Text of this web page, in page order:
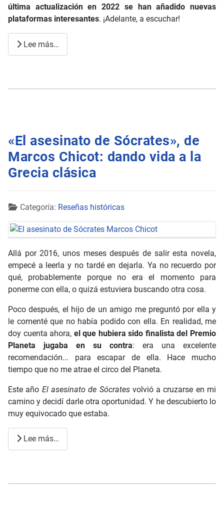
última actualización en 2022 se han añadido nuevas
plataformas interesantes. ¡Adelante, a escuchar!
Lee más…
«El asesinato de Sócrates», de
Marcos Chicot: dando vida a la
Grecia clásica
Detalles
Categoría: Reseñas históricas
Allá por 2016, unos meses después de salir esta novela,
empecé a leerla y no tardé en dejarla. Ya no recuerdo por
qué, probablemente porque no era el momento para
ponerme con ella, o quizá estuviera buscando otra cosa.
Poco después, el hijo de un amigo me preguntó por ella y
le comenté que no había podido con ella. En realidad, me
doy cuenta ahora, el que hubiera sido finalista del Premio
Planeta jugaba en su contra: era una excelente
recomendación... para escapar de ella. Hace mucho
tiempo que no me atrae el circo del Planeta.
Este año El asesinato de Sócratesvolvió a cruzarse en mi
camino y decidí darle otra oportunidad. Y he descubierto lo
muy equivocado que estaba.
Lee más…